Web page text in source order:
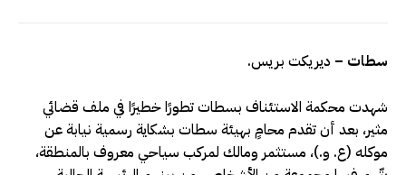
سطات – ديريكت بريس.
شهدت محكمة الاستئناف بسطات تطورًا خطيرًا في ملف قضائي
مثير، بعد أن تقدم محامٍ بهيئة سطات بشكاية رسمية نيابة عن
موكله (ع. و.)، مستثمر ومالك لمركب سياحي معروف بالمنطقة،